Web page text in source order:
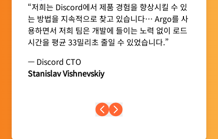
“저희는 Discord에서 제품 경험을 향상시킬 수 있
는 방법을 지속적으로 찾고 있습니다… Argo를 사
용하면서 저희 팀은 개발에 들이는 노력 없이 로드
시간을 평균 33밀리초 줄일 수 있었습니다.”
— Discord CTO
Stanislav Vishnevskiy